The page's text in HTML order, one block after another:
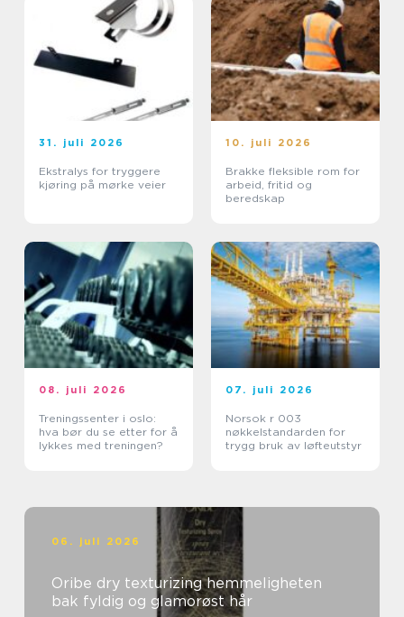
31. juli 2026
Ekstralys for tryggere
kjøring på mørke veier
10. juli 2026
Brakke fleksible rom for
arbeid, fritid og
beredskap
08. juli 2026
Treningssenter i oslo:
hva bør du se etter for å
lykkes med treningen?
07. juli 2026
Norsok r 003
nøkkelstandarden for
trygg bruk av løfteutstyr
06. juli 2026
Oribe dry texturizing hemmeligheten
bak fyldig og glamorøst hår